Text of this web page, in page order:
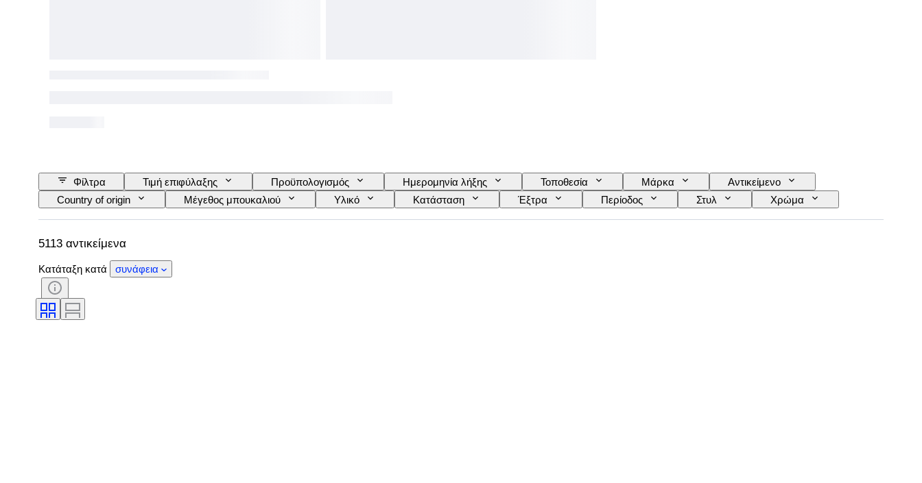
Φίλτρα Τιμή επιφύλαξης Προϋπολογισμός Ημερομηνία λήξης Τοποθεσία Μάρκα
Αντικείμενο
Country of origin
Μέγεθος μπουκαλιού Υλικό Κατάσταση Έξτρα Περίοδος Στυλ
Χρώμα
Περιοχή κρασιού
Επωνυμία/ταξινόμηση κρασιού Wine Fill Level Ταξινόμηση κρασιών Ποικιλίες σταφυλιών Εποχή
5113 αντικείμενα
Κατάταξη κατά συνάφεια